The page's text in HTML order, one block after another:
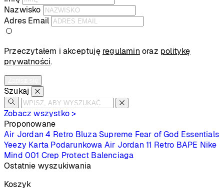
Nazwisko
Adres Email
Przeczytałem i akceptuję regulamin oraz politykę
prywatności.
Szukaj
Zobacz wszystko >
Proponowane
Air Jordan 4 Retro Bluza Supreme Fear of God Essentials
Yeezy Karta Podarunkowa Air Jordan 11 Retro BAPE Nike
Mind 001 Crep Protect Balenciaga
Ostatnie wyszukiwania
Koszyk